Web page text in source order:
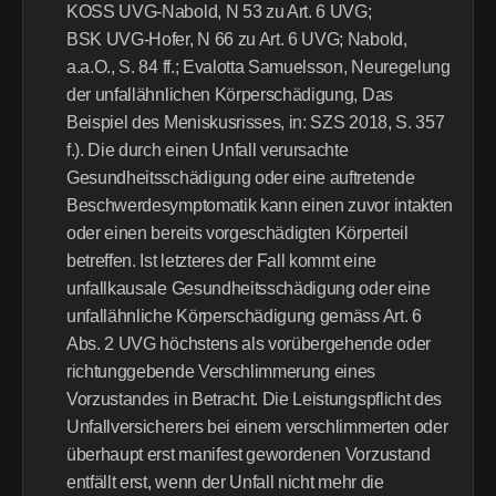
KOSS UVG-Nabold, N 53 zu Art. 6 UVG;
BSK UVG-Hofer, N 66 zu Art. 6 UVG; Nabold,
a.a.O., S. 84 ff.; Evalotta Samuelsson, Neuregelung
der unfallähnlichen Körperschädigung, Das
Beispiel des Meniskusrisses, in: SZS 2018, S. 357
f.). Die durch einen Unfall verursachte
Gesundheitsschädigung oder eine auftretende
Beschwerdesymptomatik kann einen zuvor intakten
oder einen bereits vorgeschädigten Körperteil
betreffen. Ist letzteres der Fall kommt eine
unfallkausale Gesundheitsschädigung oder eine
unfallähnliche Körperschädigung gemäss Art. 6
Abs. 2 UVG höchstens als vorübergehende oder
richtunggebende Verschlimmerung eines
Vorzustandes in Betracht. Die Leistungspflicht des
Unfallversicherers bei einem verschlimmerten oder
überhaupt erst manifest gewordenen Vorzustand
entfällt erst, wenn der Unfall nicht mehr die